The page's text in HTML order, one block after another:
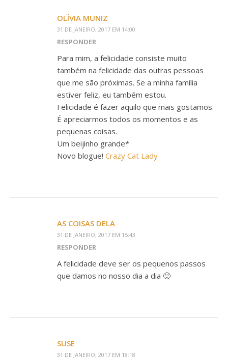
OLÍVIA MUNIZ
31 DE JANEIRO, 2017 EM 14:00
RESPONDER
Para mim, a felicidade consiste muito
também na felicidade das outras pessoas
que me são próximas. Se a minha família
estiver feliz, eu também estou.
Felicidade é fazer aquilo que mais gostamos.
É apreciarmos todos os momentos e as
pequenas coisas.
Um beijinho grande*
Novo blogue! Crazy Cat Lady
AS COISAS DELA
31 DE JANEIRO, 2017 EM 15:43
RESPONDER
A felicidade deve ser os pequenos passos
que damos no nosso dia a dia 🙂
SUSE
31 DE JANEIRO, 2017 EM 18:18